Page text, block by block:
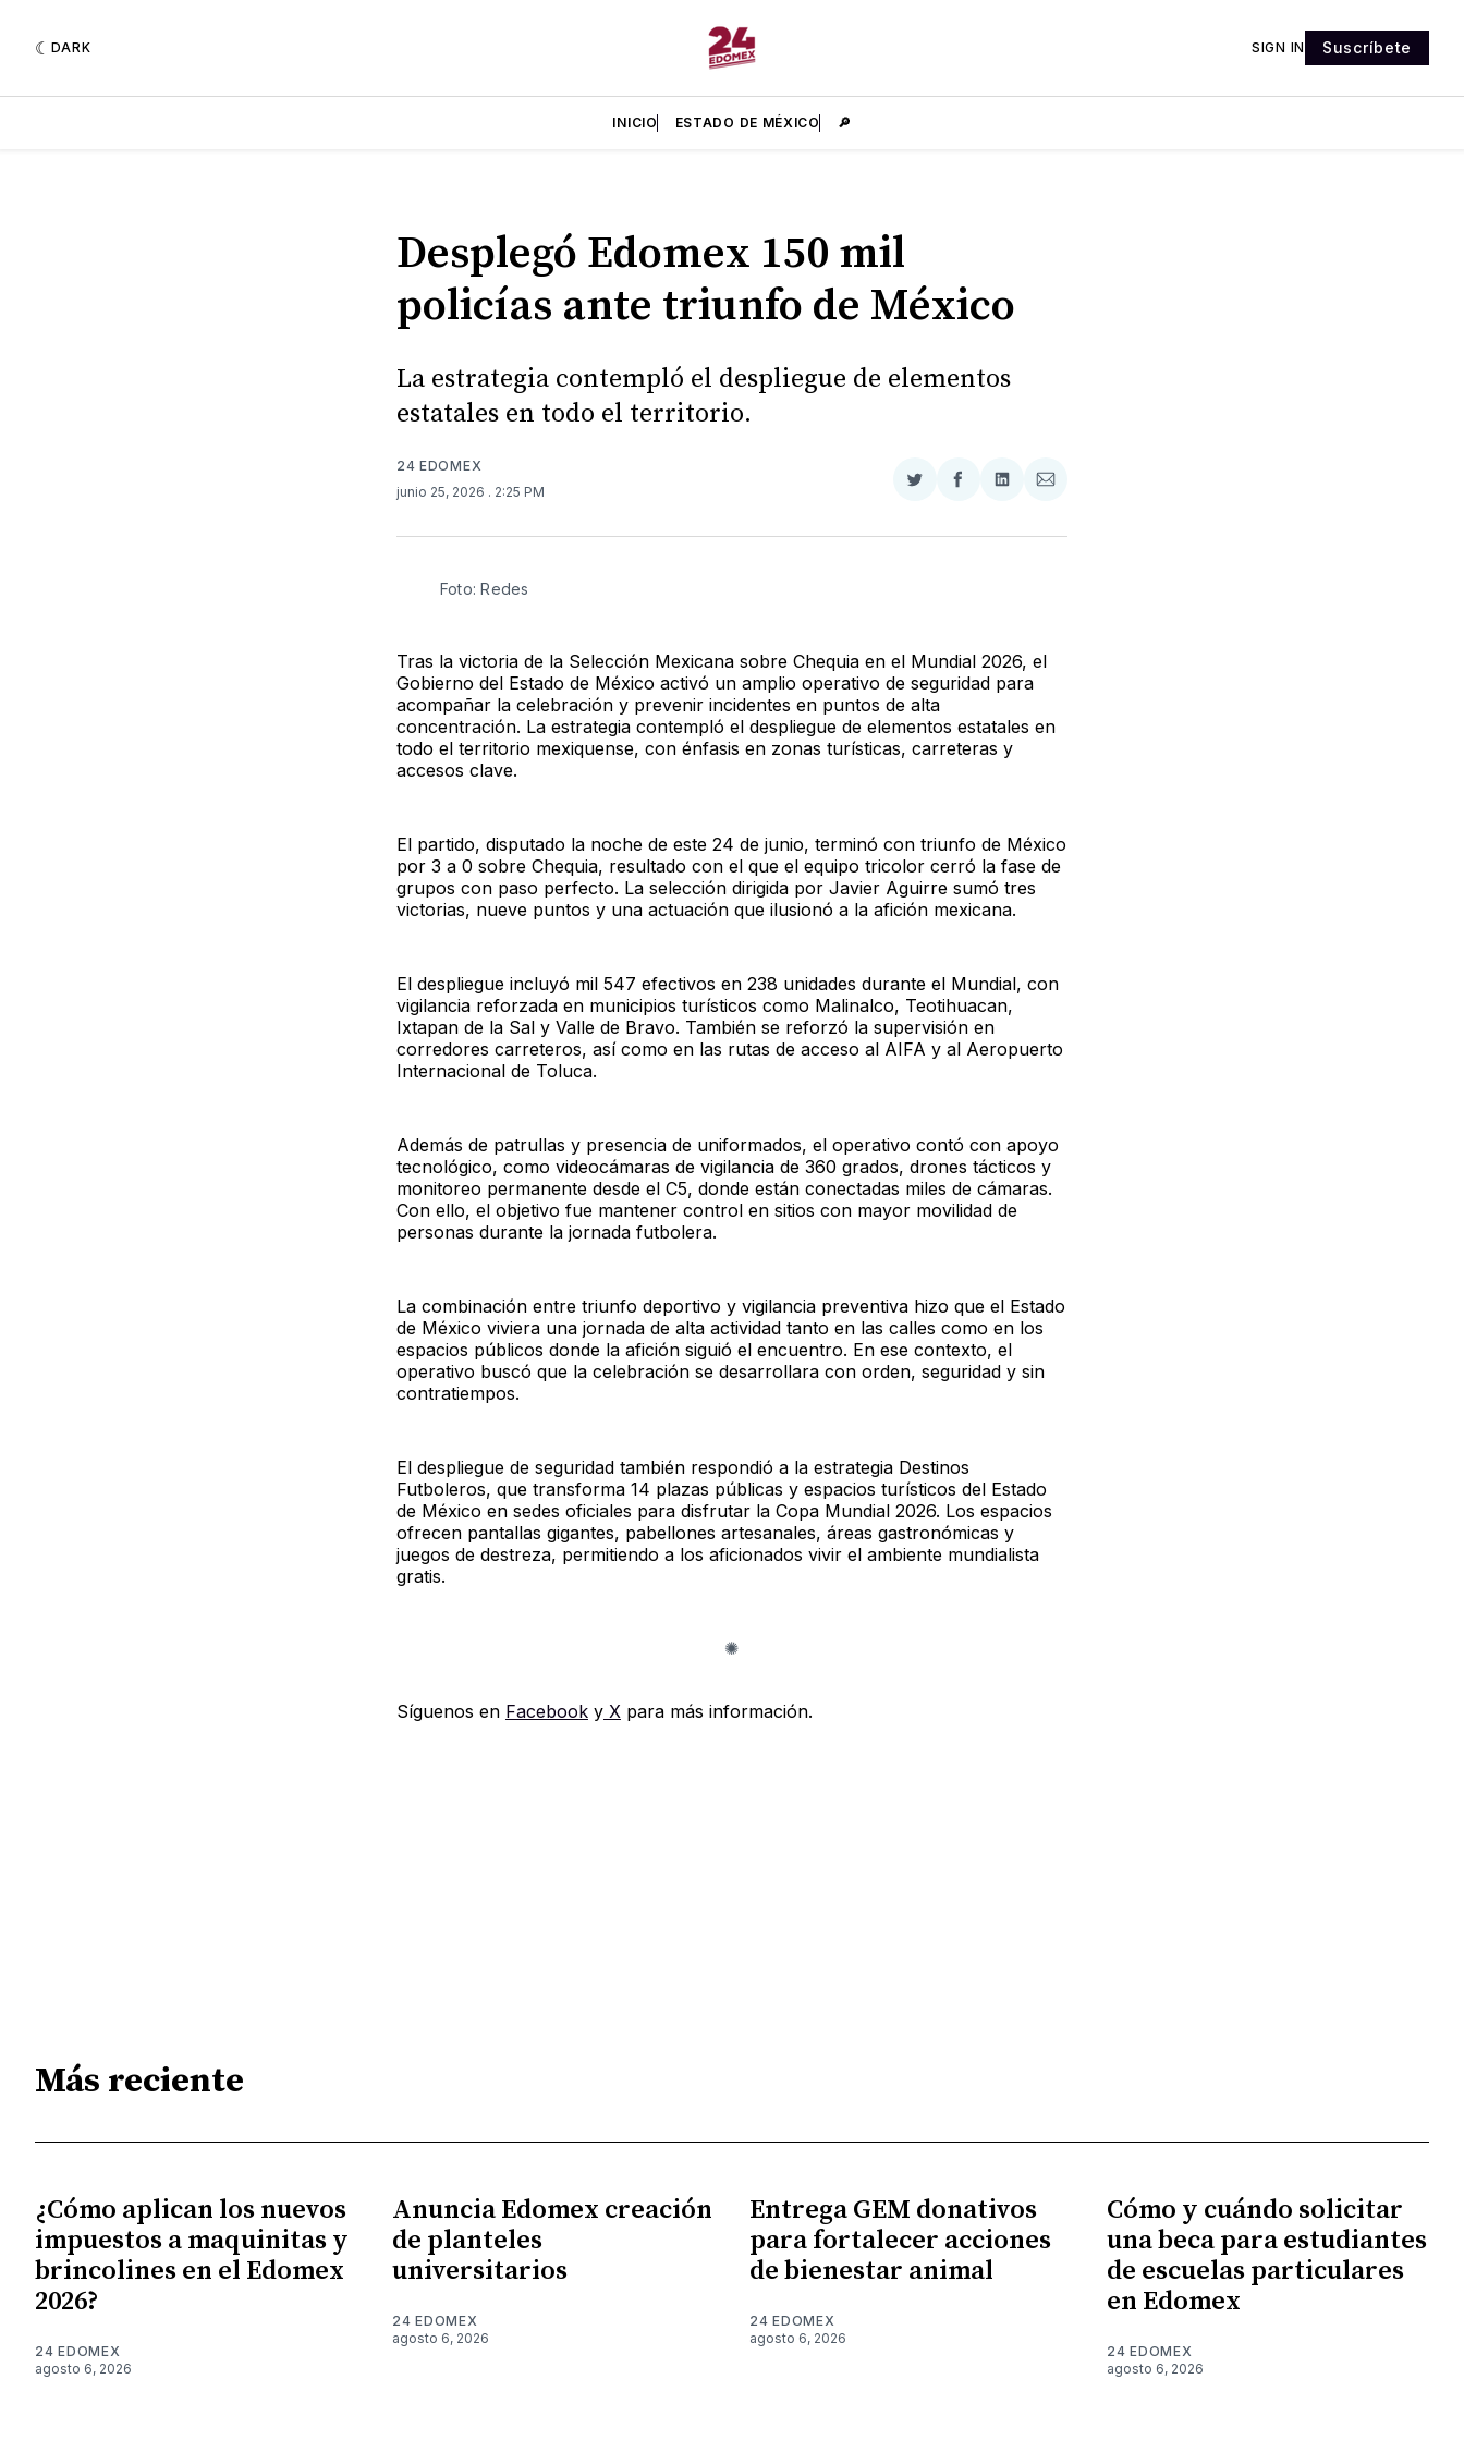
DARK SIGN IN Suscríbete
INICIO ESTADO DE MÉXICO 🔎
Desplegó Edomex 150 mil
policías ante triunfo de México
La estrategia contempló el despliegue de elementos
estatales en todo el territorio.
24 EDOMEX
junio 25, 2026 . 2:25 PM
Compartir
Twitter
Compartir
Facebook
Compartir
LinkedIn
Compartir
Email
Foto: Redes
Tras la victoria de la Selección Mexicana sobre Chequia en el Mundial 2026, el
Gobierno del Estado de México activó un amplio operativo de seguridad para
acompañar la celebración y prevenir incidentes en puntos de alta
concentración. La estrategia contempló el despliegue de elementos estatales en
todo el territorio mexiquense, con énfasis en zonas turísticas, carreteras y
accesos clave.
El partido, disputado la noche de este 24 de junio, terminó con triunfo de México
por 3 a 0 sobre Chequia, resultado con el que el equipo tricolor cerró la fase de
grupos con paso perfecto. La selección dirigida por Javier Aguirre sumó tres
victorias, nueve puntos y una actuación que ilusionó a la afición mexicana.
El despliegue incluyó mil 547 efectivos en 238 unidades durante el Mundial, con
vigilancia reforzada en municipios turísticos como Malinalco, Teotihuacan,
Ixtapan de la Sal y Valle de Bravo. También se reforzó la supervisión en
corredores carreteros, así como en las rutas de acceso al AIFA y al Aeropuerto
Internacional de Toluca.
Además de patrullas y presencia de uniformados, el operativo contó con apoyo
tecnológico, como videocámaras de vigilancia de 360 grados, drones tácticos y
monitoreo permanente desde el C5, donde están conectadas miles de cámaras.
Con ello, el objetivo fue mantener control en sitios con mayor movilidad de
personas durante la jornada futbolera.
La combinación entre triunfo deportivo y vigilancia preventiva hizo que el Estado
de México viviera una jornada de alta actividad tanto en las calles como en los
espacios públicos donde la afición siguió el encuentro. En ese contexto, el
operativo buscó que la celebración se desarrollara con orden, seguridad y sin
contratiempos.
El despliegue de seguridad también respondió a la estrategia Destinos
Futboleros, que transforma 14 plazas públicas y espacios turísticos del Estado
de México en sedes oficiales para disfrutar la Copa Mundial 2026. Los espacios
ofrecen pantallas gigantes, pabellones artesanales, áreas gastronómicas y
juegos de destreza, permitiendo a los aficionados vivir el ambiente mundialista
gratis.
Síguenos en FacebookyX para más información.
Más reciente
¿Cómo aplican los nuevos
impuestos a maquinitas y
brincolines en el Edomex
2026?
24 EDOMEX
agosto 6, 2026
Anuncia Edomex creación
de planteles
universitarios
24 EDOMEX
agosto 6, 2026
Entrega GEM donativos
para fortalecer acciones
de bienestar animal
24 EDOMEX
agosto 6, 2026
Cómo y cuándo solicitar
una beca para estudiantes
de escuelas particulares
en Edomex
24 EDOMEX
agosto 6, 2026